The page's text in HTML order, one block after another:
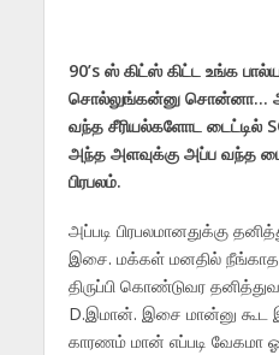
90’s ஸ் கிட்ஸ் கிட்ட உங்க
சொல்லுங்கன்னு சொன்னா…
வந்த சீரியல்களோட டைட்டில்
அந்த அளவுக்கு அப்ப வந்த
பிரபலம்.
அப்படி பிரபலமானதுக்கு
இசை. மக்கள் மனதில்
திருப்பி கொண்டுவர
D.இமான். இசை மான்னு
காரணம் மான் எப்படி வேகமா